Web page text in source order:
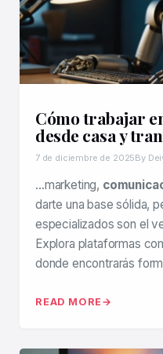
Cómo trabajar
desde casa y
7 de diciembre de 2025By
…marketing,
darte una base sólida,
especializados son el
Explora plataformas
donde encontrarás
READ MORE